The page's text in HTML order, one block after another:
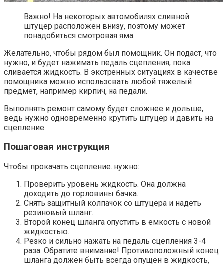
Важно! На некоторых автомобилях сливной
штуцер расположен внизу, поэтому может
понадобиться смотровая яма.
Желательно, чтобы рядом был помощник. Он подаст, что
нужно, и будет нажимать педаль сцепления, пока
сливается жидкость. В экстренных ситуациях в качестве
помощника можно использовать любой тяжелый
предмет, например кирпич, на педали.
Выполнять ремонт самому будет сложнее и дольше,
ведь нужно одновременно крутить штуцер и давить на
сцепление.
Пошаговая инструкция
Чтобы прокачать сцепление, нужно:
Проверить уровень жидкость. Она должна
доходить до горловины бачка.
Снять защитный колпачок со штуцера и надеть
резиновый шланг.
Второй конец шланга опустить в емкость с новой
жидкостью.
Резко и сильно нажать на педаль сцепления 3-4
раза. Обратите внимание! Противоположный конец
шланга должен быть всегда опущен в жидкость,